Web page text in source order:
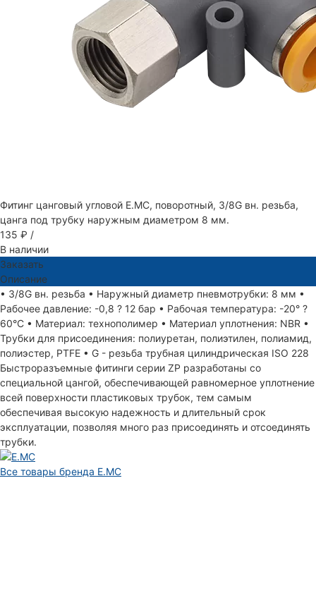
Фитинг цанговый угловой E.MC, поворотный, 3/8G вн. резьба,
цанга под трубку наружным диаметром 8 мм.
135 ₽ /
В наличии
Заказать
Описание
• 3/8G вн. резьба • Наружный диаметр пневмотрубки: 8 мм •
Рабочее давление: -0,8 ? 12 бар • Рабочая температура: -20° ?
60°С • Материал: технополимер • Материал уплотнения: NBR •
Трубки для присоединения: полиуретан, полиэтилен, полиамид,
полиэстер, PTFE • G - резьба трубная цилиндрическая ISO 228
Быстроразъемные фитинги серии ZP разработаны со
специальной цангой, обеспечивающей равномерное уплотнение
всей поверхности пластиковых трубок, тем самым
обеспечивая высокую надежность и длительный срок
эксплуатации, позволяя много раз присоединять и отсоединять
трубки.
Все товары бренда E.MC